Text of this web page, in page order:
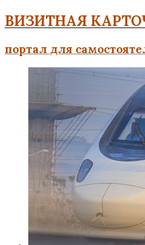
ВИЗИТНАЯ
портал для